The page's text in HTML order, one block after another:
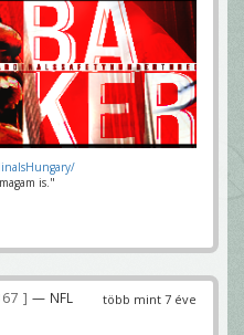
is."
több mint 7 éve
— NFL